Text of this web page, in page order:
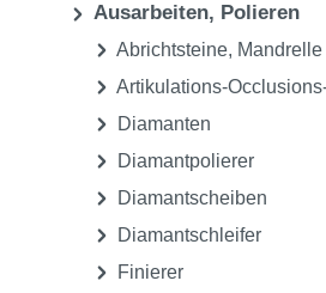
Ausarbeiten, Polieren
Abrichtsteine, Mandrelle
Artikulations-
Diamanten
Diamantpolierer
Diamantscheiben
Diamantschleifer
Finierer